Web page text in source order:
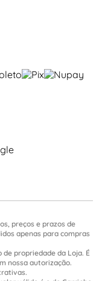
preços e prazos de
apenas para compras
propriedade da Loja. É
nossa autorização.